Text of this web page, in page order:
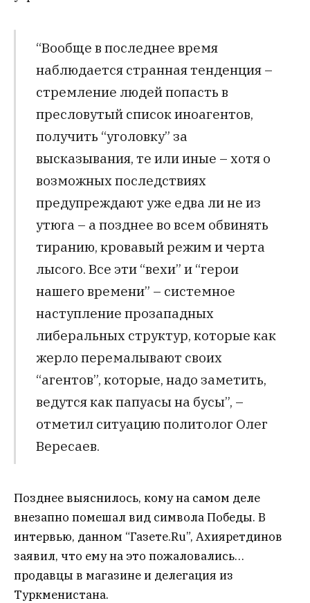
“Вообще в последнее время
наблюдается странная тенденция –
стремление людей попасть в
пресловутый список иноагентов,
получить “уголовку” за
высказывания, те или иные – хотя о
возможных последствиях
предупреждают уже едва ли не из
утюга – а позднее во всем обвинять
тиранию, кровавый режим и черта
лысого. Все эти “вехи” и “герои
нашего времени” – системное
наступление прозападных
либеральных структур, которые как
жерло перемалывают своих
“агентов”, которые, надо заметить,
ведутся как папуасы на бусы”, –
отметил ситуацию политолог Олег
Вересаев.
Позднее выяснилось, кому на самом деле
внезапно помешал вид символа Победы. В
интервью, данном “Газете.Ru”, Ахияретдинов
заявил, что ему на это пожаловались…
продавцы в магазине и делегация из
Туркменистана.